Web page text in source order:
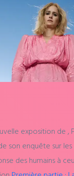
exposition de ,
son enquête sur
des humains à